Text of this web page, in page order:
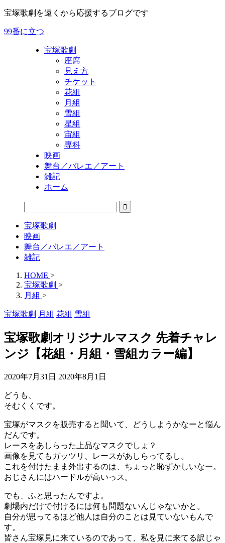
宝塚歌劇を遠くから応援するブログです
99番に立つ
宝塚歌劇
座席
見え方
チケット
花組
月組
雪組
星組
宙組
専科
映画
舞台／バレエ／アート
雑記
ホーム
宝塚歌劇
映画
舞台／バレエ／アート
雑記
HOME >
宝塚歌劇 >
月組 >
宝塚歌劇 月組 花組 雪組
宝塚歌劇オリジナルマスク 先着チャレ
ンジ【花組・月組・雪組カラー編】
2020年7月31日 2020年8月1日
どうも、
そむくくです。
宝塚がマスクを販売すると聞いて、どうしようかなーと悩ん
だんです。
レースをあしらった上品なマスクでしょ？
画像を見てもガッツリ、レースがあしらってるし。
これを付けたまま外出するのは、ちょっと恥ずかしいなー。
おじさんにはハードルが高いっス。
でも、ふと思ったんですよ。
劇場内だけで付けるには何も問題ないんじゃないかと。
自分が思ってるほど他人は自分のことは見ていないもんで
す。
皆さん宝塚見に来ているのであって、私を見に来てる訳じゃ